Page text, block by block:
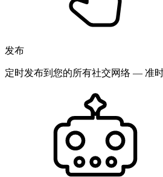
发布
定时发布到您的所有社交网络 — 准